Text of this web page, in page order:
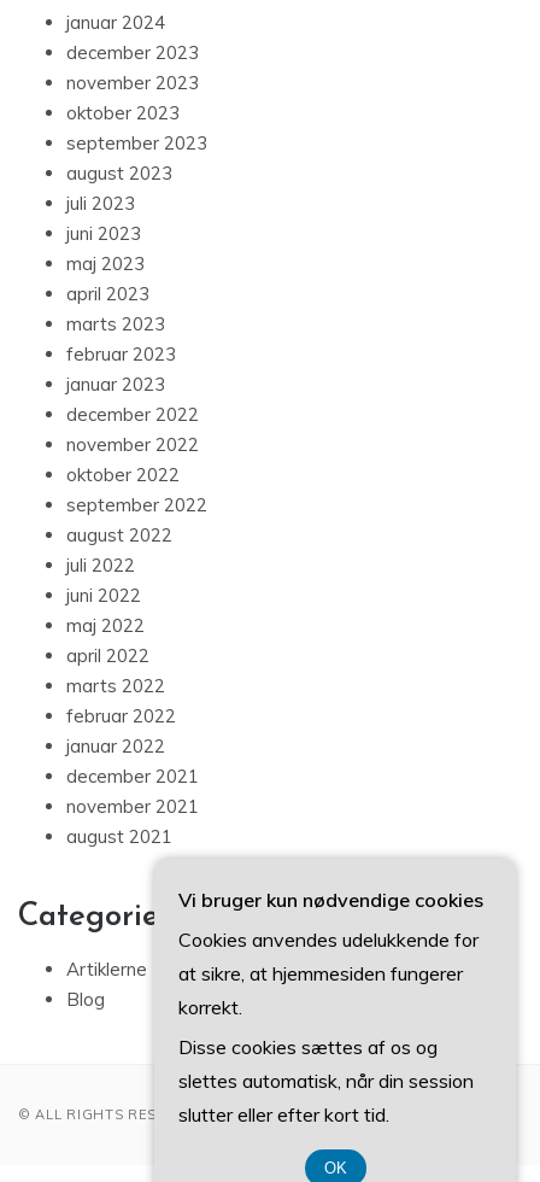
januar 2024
december 2023
november 2023
oktober 2023
september 2023
august 2023
juli 2023
juni 2023
maj 2023
april 2023
marts 2023
februar 2023
januar 2023
december 2022
november 2022
oktober 2022
september 2022
august 2022
juli 2022
juni 2022
maj 2022
april 2022
marts 2022
februar 2022
januar 2022
december 2021
november 2021
august 2021
Categories
Artiklerne
Blog
© ALL RIGHTS RESERVED 2022
Vi bruger kun nødvendige cookies
Cookies anvendes udelukkende for
at sikre, at hjemmesiden fungerer
korrekt.
Disse cookies sættes af os og
slettes automatisk, når din session
slutter eller efter kort tid.
OK